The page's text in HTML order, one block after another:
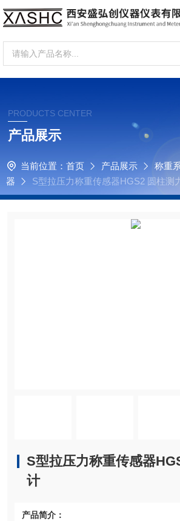
PRODUCTS CENTER
产品展示
当前位置： 首页 产品展示 称重
器
S型拉压力称重传感器
S型拉压力称重传感器HGS2 圆柱
计
产品简介：